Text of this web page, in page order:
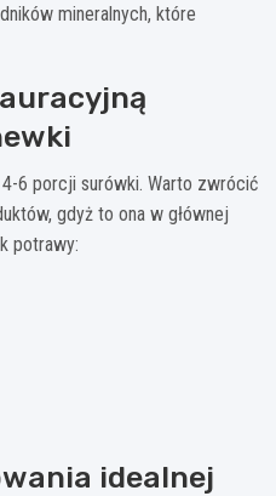
mineralnych, które
6 porcji surówki. Warto zwrócić
gdyż to ona w głównej
potrawy:
idealnej